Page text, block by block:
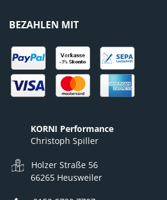
BEZAHLEN MIT
KORNI Performance
Christoph Spiller
Holzer Straße 56
66265 Heusweiler